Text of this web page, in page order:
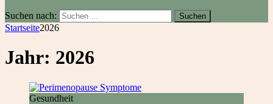
Suchen nach:
Startseite2026
Jahr: 2026
Gesundheit